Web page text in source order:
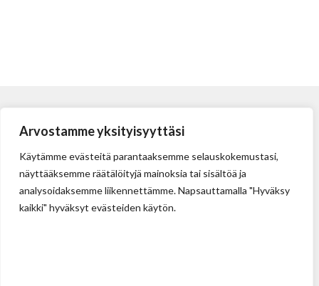
Arvostamme yksityisyyttäsi
Käytämme evästeitä parantaaksemme selauskokemustasi,
näyttääksemme räätälöityjä mainoksia tai sisältöä ja
analysoidaksemme liikennettämme. Napsauttamalla "Hyväksy
kaikki" hyväksyt evästeiden käytön.
Tehdas